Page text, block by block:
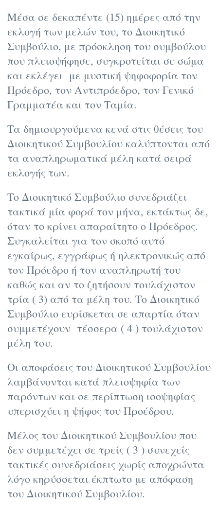
Μέσα σε δεκαπέντε (15) ημέρες από την
εκλογή των μελών του, το Διοικητικό
Συμβούλιο, με πρόσκληση του συμβούλου
που πλειοψήφησε, συγκροτείται σε σώμα
και εκλέγει με μυστική ψηφοφορία τον
Πρόεδρο, τον Αντιπρόεδρο, τον Γενικό
Γραμματέα και τον Ταμία.
Τα δημιουργούμενα κενά στις θέσεις του
Διοικητικού Συμβουλίου καλύπτονται από
τα αναπληρωματικά μέλη κατά σειρά
εκλογής των.
Το Διοικητικό Συμβούλιο συνεδριάζει
τακτικά μία φορά τον μήνα, εκτάκτως δε,
όταν το κρίνει απαραίτητο ο Πρόεδρος.
Συγκαλείται για τον σκοπό αυτό
εγκαίρως, εγγράφως ή ηλεκτρονικώς από
τον Πρόεδρο ή τον αναπληρωτή του
καθώς και αν το ζητήσουν τουλάχιστον
τρία ( 3) από τα μέλη του. Το Διοικητικό
Συμβούλιο ευρίσκεται σε απαρτία όταν
συμμετέχουν τέσσερα ( 4 ) τουλάχιστον
μέλη του.
Οι αποφάσεις του Διοικητικού Συμβουλίου
λαμβάνονται κατά πλειοψηφία των
παρόντων και σε περίπτωση ισοψηφίας
υπερισχύει η ψήφος του Προέδρου.
Μέλος του Διοικητικού Συμβουλίου που
δεν συμμετέχει σε τρείς ( 3 ) συνεχείς
τακτικές συνεδριάσεις χωρίς αποχρώντα
λόγο κηρύσσεται έκπτωτο με απόφαση
του Διοικητικού Συμβουλίου.